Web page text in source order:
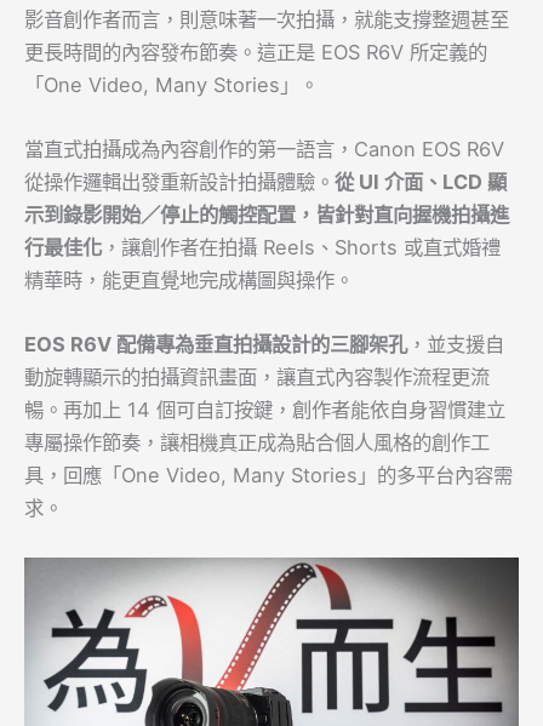
影音創作者而言，則意味著一次拍攝，就能支撐整週甚至
更長時間的內容發布節奏。這正是 EOS R6V 所定義的
「One Video, Many Stories」。
當直式拍攝成為內容創作的第一語言，Canon EOS R6V
從操作邏輯出發重新設計拍攝體驗。 從UI 介面、 LCD 顯
示到錄影開始／停止的觸控配置，皆針對直向握機拍攝進
行最佳化 ，讓創作者在拍攝 Reels、Shorts 或直式婚禮
精華時，能更直覺地完成構圖與操作。
EOS R6V 配備專為垂直拍攝設計的三腳架孔，並支援自
動旋轉顯示的拍攝資訊畫面，讓直式內容製作流程更流
暢。再加上 14 個可自訂按鍵，創作者能依自身習慣建立
專屬操作節奏，讓相機真正成為貼合個人風格的創作工
具，回應「One Video, Many Stories」的多平台內容需
求。